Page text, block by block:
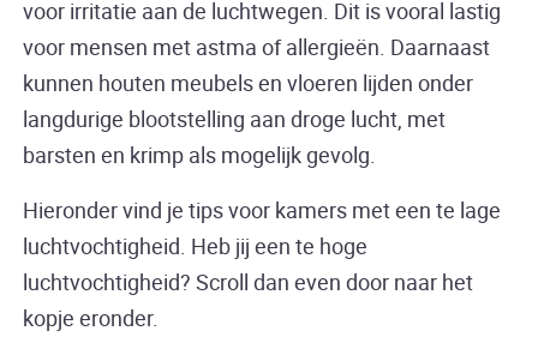
voor irritatie aan de luchtwegen. Dit is vooral lastig
voor mensen met astma of allergieën. Daarnaast
kunnen houten meubels en vloeren lijden onder
langdurige blootstelling aan droge lucht, met
barsten en krimp als mogelijk gevolg.
Hieronder vind je tips voor kamers met een te lage
luchtvochtigheid. Heb jij een te hoge
luchtvochtigheid? Scroll dan even door naar het
kopje eronder.